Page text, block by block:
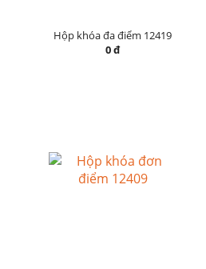
Hộp khóa đa điểm 12419
0 đ